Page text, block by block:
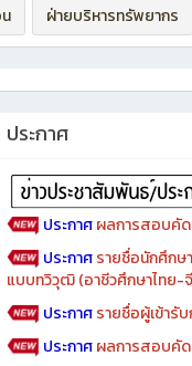
ฝ่ายบริหารทรัพยากร
ประกาศ
ประกาศผลการสอบคัด
ประกาศรายชื่อนักศึกษ
แบบทวิวุฒิ (อาชีวศึกษาไทย-
ประกาศรายชื่อผู้เข้ารั
ประกาศผลการสอบคัด